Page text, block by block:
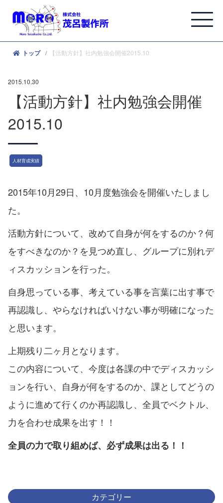
トップ 【活動方針】社内勉強会開催2015.10
2015.10.30
【活動方針】社内勉強会開催
2015.10
人材育成実績
2015年10月29日、10月度勉強会を開催いたしまし
た。
活動方針について、改めて自身が何をするのか？何
をすべきなのか？を見つめ直し、グループに別れデ
ィスカッションを行った。
自身思っている事、考えている事を言葉に出す事で
再認識し、やらなければいけない事が明確になった
と思います。
上期残り二ヶ月となります。
この内容について、今度は各課の中でディスカッシ
ョンを行い、自身が何をするのか、課としてどうの
ように進めて行くのか再認識し、全員でベクトル、
力を合わせ成果を出す！！
全員の力で取り組めば、必ず成果は出る！！
カテゴリー